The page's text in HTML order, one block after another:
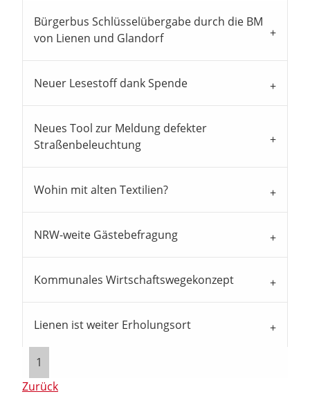
Bürgerbus Schlüsselübergabe durch die BM
von Lienen und Glandorf
Neuer Lesestoff dank Spende
Neues Tool zur Meldung defekter
Straßenbeleuchtung
Wohin mit alten Textilien?
NRW-weite Gästebefragung
Kommunales Wirtschaftswegekonzept
Lienen ist weiter Erholungsort
1
Zurück